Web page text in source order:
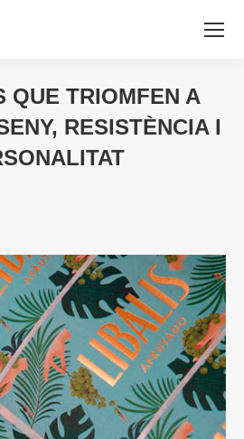
QUE TRIOMFEN A
RESISTÈNCIA I